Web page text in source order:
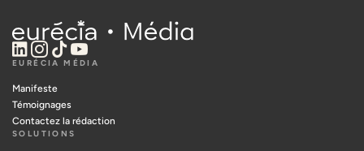
EURÉCIA MÉDIA
Manifeste
Témoignages
Contactez la rédaction
SOLUTIONS